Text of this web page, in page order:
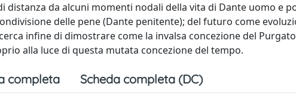
distanza da alcuni momenti nodali della vita di Dante uomo e
delle pene (Dante penitente); del futuro come
infine di dimostrare come la invalsa concezione del
alla luce di questa mutata concezione del tempo.
completa Scheda completa (DC)